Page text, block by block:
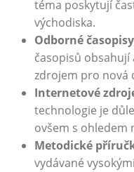
téma poskytují
východiska.
Odborné
časopisů ⁢obsahují
zdrojem pro nová
Internetové
technologie je
ovšem s ohledem
Metodické
vydávané⁤